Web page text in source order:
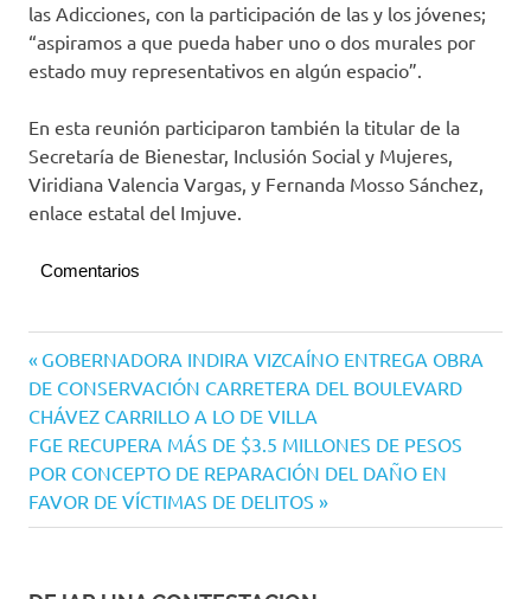
las Adicciones, con la participación de las y los jóvenes;
“aspiramos a que pueda haber uno o dos murales por
estado muy representativos en algún espacio”.
En esta reunión participaron también la titular de la
Secretaría de Bienestar, Inclusión Social y Mujeres,
Viridiana Valencia Vargas, y Fernanda Mosso Sánchez,
enlace estatal del Imjuve.
Comentarios
Navegación
de
entradas
Entrada
anterior:
GOBERNADORA INDIRA VIZCAÍNO ENTREGA OBRA
DE CONSERVACIÓN CARRETERA DEL BOULEVARD
CHÁVEZ CARRILLO A LO DE VILLA
Siguiente
entrada:
FGE RECUPERA MÁS DE $3.5 MILLONES DE PESOS
POR CONCEPTO DE REPARACIÓN DEL DAÑO EN
FAVOR DE VÍCTIMAS DE DELITOS